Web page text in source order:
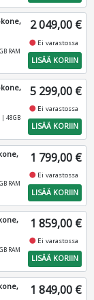
RAM
2 049,00 €
fiber_manual_record Ei varastossa
LISÄÄ KORIIN
48GB
5 299,00 €
fiber_manual_record Ei varastossa
LISÄÄ KORIIN
RAM
1 799,00 €
fiber_manual_record Ei varastossa
LISÄÄ KORIIN
RAM
1 859,00 €
fiber_manual_record Ei varastossa
LISÄÄ KORIIN
1 849,00 €